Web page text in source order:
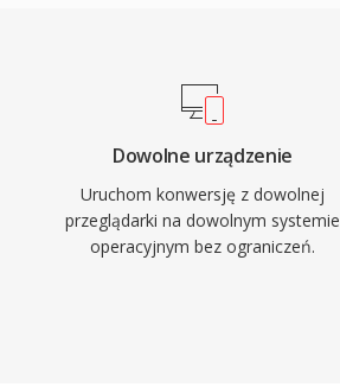
Dowolne urządzenie
Uruchom konwersję z dowolnej
przeglądarki na dowolnym systemie
operacyjnym bez ograniczeń.